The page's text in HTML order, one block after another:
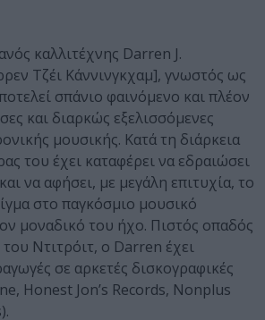
καλλιτέχνης Darren J.
Τζέι Κάννινγκχαμ], γνωστός ως
σπάνιο φαινόμενο και πλέον
και διαρκώς εξελισσόμενες
μουσικής. Κατά τη διάρκεια
του έχει καταφέρει να εδραιώσει
να αφήσει, με μεγάλη επιτυχία, το
στο παγκόσμιο μουσικό
μοναδικό του ήχο. Πιστός οπαδός
Ντιτρόιτ, ο Darren έχει
σε αρκετές δισκογραφικές
Honest Jon’s Records, Nonplus